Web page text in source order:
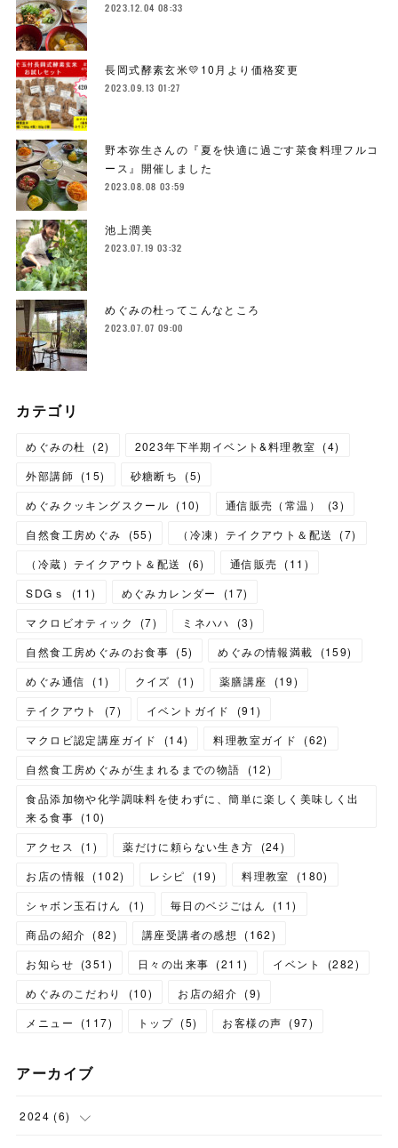
2023.12.04 08:33
長岡式酵素玄米💛10月より価格変更
2023.09.13 01:27
野本弥生さんの『夏を快適に過ごす菜食料理フルコ
ース』開催しました
2023.08.08 03:59
池上潤美
2023.07.19 03:32
めぐみの杜ってこんなところ
2023.07.07 09:00
カテゴリ
めぐみの杜 (2) 2023年下半期イベント&料理教室 (4)
外部講師 (15) 砂糖断ち (5)
めぐみクッキングスクール (10) 通信販売（常温） (3)
自然食工房めぐみ
(55) （冷凍）テイクアウト＆配送 (7)
（冷蔵）テイクアウト＆配送
(6) 通信販売 (11 )
SDGｓ
(11) めぐみカレンダー (17)
マクロビオティック
(7) ミネハハ (3)
自然食工房めぐみのお食事 (5) めぐみの情報満載 (159)
めぐみ通信
(1) クイズ (1 ) 薬膳講座 (19)
テイクアウト
(7) イベントガイド (91)
マクロビ認定講座ガイド
(14) 料理教室ガイド (62)
自然食工房めぐみが生まれるまでの物語
(12)
食品添加物や化学調味料を使わずに、簡単に楽しく美味しく出
来る食事 (10)
アクセス
(1 ) 薬だけに頼らない生き方 (24)
お店の情報
(102) レシピ (19) 料理教室 (180)
シャボン玉石けん
(1) 毎日のベジごはん (11)
商品の紹介 (82) 講座受講者の感想 (162)
お知らせ (351 ) 日々の出来事 (211) イベント (282)
めぐみのこだわり
(10) お店の紹介 (9)
メニュー
(117) トップ (5) お客様の声 (97)
アーカイブ
2024 (6)